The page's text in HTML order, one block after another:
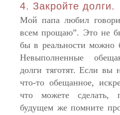
4. Закройте долги.
Мой папа любил
всем прощаю”. Это не
бы в реальности можно
Невыполненные
долги тяготят. Если вы
что-то обещанное,
что можете сделать,
будущем же помните